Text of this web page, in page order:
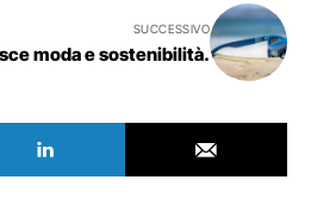
SUCCESSIVO
moda e sostenibilità.